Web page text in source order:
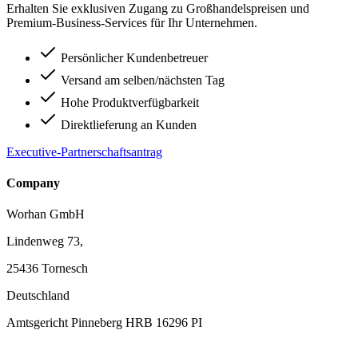
Erhalten Sie exklusiven Zugang zu Großhandelspreisen und
Premium-Business-Services für Ihr Unternehmen.
Persönlicher Kundenbetreuer
Versand am selben/nächsten Tag
Hohe Produktverfügbarkeit
Direktlieferung an Kunden
Executive-Partnerschaftsantrag
Company
Worhan GmbH
Lindenweg 73,
25436 Tornesch
Deutschland
Amtsgericht Pinneberg HRB 16296 PI